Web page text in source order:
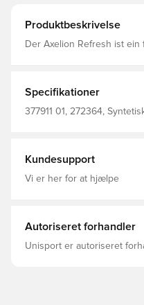
Produktbeskrivelse
Der Axelion Refresh ist ein
revolutionäre, extravagante
großer Halt für langanhaltenden
Sattelelement TPU-Schaft
Specifikationer
377911 01, 272364,
Kundesupport
Vi er her for at hjælpe
Autoriseret forhandler
Unisport er autoriseret